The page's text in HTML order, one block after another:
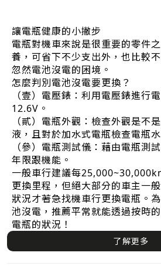
讓電瓶健康的小撇步
電瓶對機車來說是很重要的零件
養，可省下不少支出外，也比較
忽然電池沒電的困境。
怎麼判別電池沒電要更換？
（壹）電壓錶：利用電壓錶進行
12.6V。
（貳）電瓶外觀：檢查外觀是不
液，且對於加水式電瓶檢查電瓶水
（參）電瓶測試儀：藉由電瓶測
年限跟機能。
一般車行建議每
更換里程，但絕大部分的車主一
狀況才著急找機車行更換電瓶。
池沒電，推薦平常就能透過按時
電瓶的狀況！
了解更多